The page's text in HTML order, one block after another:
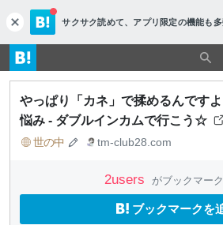
c
l
o
s
e
サクサク読めて、 アプリ限定の機能も多
やっぱり「カネ」で揉めるんです
悩み - ダブルインカムで行こう☆
世の中 tm-club28.com
2users がブックマーク
ブックマークを